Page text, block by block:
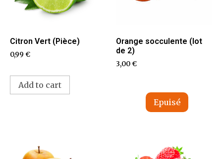
Citron Vert (Pièce)
0,99 €
Add to cart
Orange socculente (lot
de 2)
3,00€